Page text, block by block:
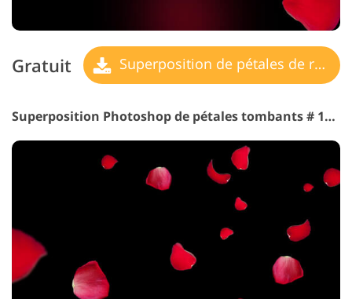
Gratuit Superposition de pétales de rose
Superposition Photoshop de pétales tombants # 17 "Magenta Shades"